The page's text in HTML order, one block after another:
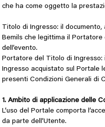
che ha come oggetto la
Titolo di Ingresso: il
Bemils che legittima il Portatore
dell’evento.
Portatore del Titolo di
Ingresso acquistato sul Portale
presenti Condizioni Generali di
1. Ambito di applicazione delle
L’uso del Portale comporta
da parte dell’Utente.